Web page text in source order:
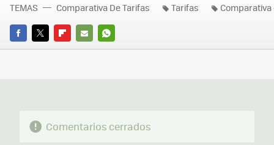
FACEBOOK
TWITTERFLIPBOARD
E-
WHATSAPP
TEMAS Comparativa De Tarifas Tarifas
Comentarios cerrados